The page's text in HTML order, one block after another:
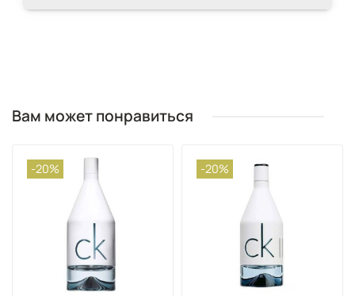
Вам может понравиться
-20% -20%